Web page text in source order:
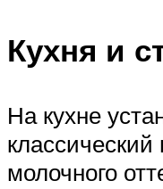
Кухня и
На кухне
классический
молочного